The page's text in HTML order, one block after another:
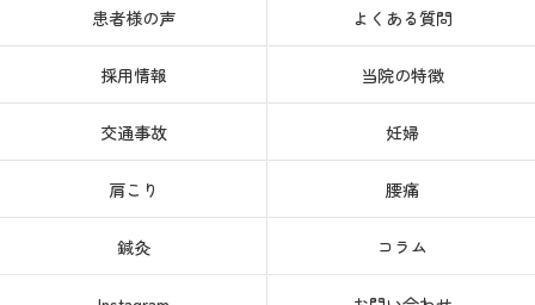
患者様の声 よくある質問
採用情報 当院の特徴
交通事故 妊婦
肩こり 腰痛
鍼灸 コラム